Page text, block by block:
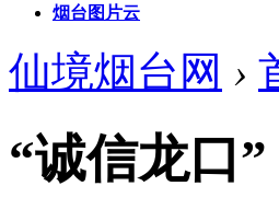
烟台图片云
仙境烟台网 ›
“诚信龙口